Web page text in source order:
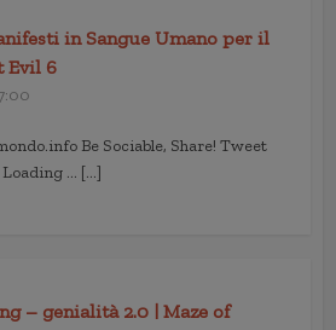
in Sangue Umano per il
Evil 6
Be Sociable, Share! Tweet
Loading … […]
– genialità 2.0 | Maze of